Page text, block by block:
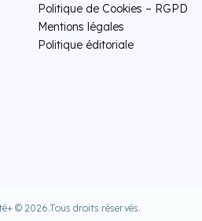
Politique de Cookies – RGPD
Mentions légales
Politique éditoriale
© 2026.Tous droits réservés.